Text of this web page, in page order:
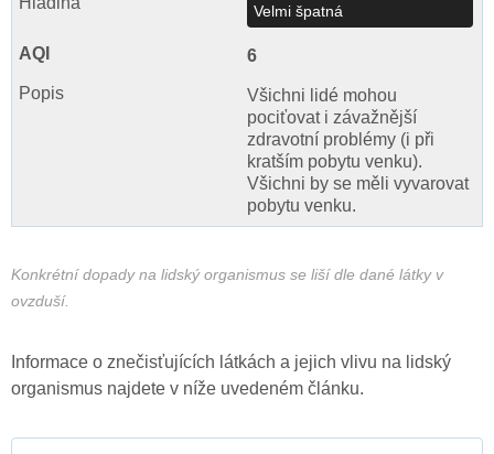
Velmi špatná
6
Všichni lidé mohou
pociťovat i závažnější
zdravotní problémy (i při
kratším pobytu venku).
Všichni by se měli vyvarovat
pobytu venku.
Konkrétní dopady na lidský organismus se liší dle dané látky v
ovzduší.
Informace o znečisťujících látkách a jejich vlivu na lidský
organismus najdete v níže uvedeném článku.